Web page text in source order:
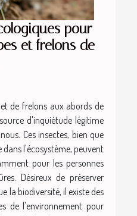
pour
et frelons de
de frelons aux abords de
d'inquiétude légitime
Ces insectes, bien que
l'écosystème, peuvent
pour les personnes
Désireux de préserver
la biodiversité, il existe des
de l'environnement pour